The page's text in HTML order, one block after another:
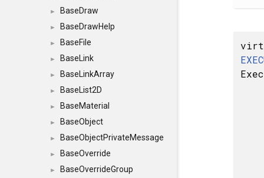
► BaseDraw
► BaseDrawHelp
► BaseFile
► BaseLink
► BaseLinkArray
► BaseList2D
► BaseMaterial
► BaseObject
► BaseObjectPrivateMessage
► BaseOverride
► BaseOverrideGroup